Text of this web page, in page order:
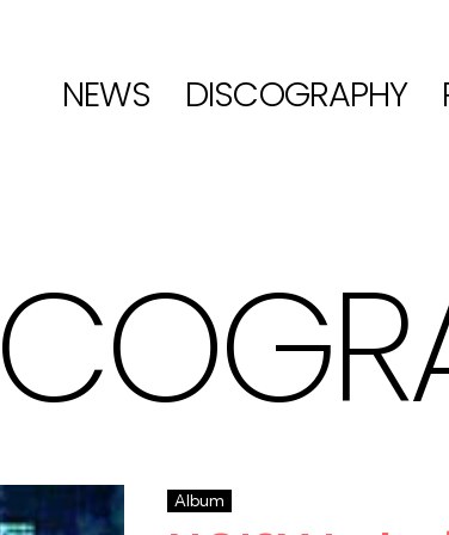
NEWS DISCOGRAPHY
Album